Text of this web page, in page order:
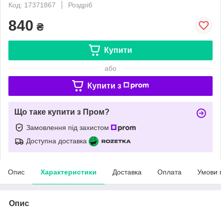
Код: 17371867
Роздріб
840 ₴
Купити
або
Купити з
Що таке купити з Пром?
Замовлення під захистом
Доступна доставка
Опис Характеристики Доставка Оплата Умови
Опис